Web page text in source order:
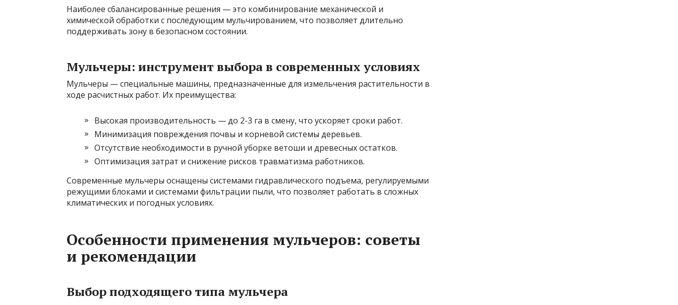
Наиболее сбалансированные решения — это комбинирование механической и
химической обработки с последующим мульчированием, что позволяет длительно
поддерживать зону в безопасном состоянии.
Мульчеры: инструмент выбора в современных условиях
Мульчеры — специальные машины, предназначенные для измельчения растительности в
ходе расчистных работ. Их преимущества:
Высокая производительность — до 2-3 га в смену, что ускоряет сроки работ.
Минимизация повреждения почвы и корневой системы деревьев.
Отсутствие необходимости в ручной уборке ветоши и древесных остатков.
Оптимизация затрат и снижение рисков травматизма работников.
Современные мульчеры оснащены системами гидравлического подъема, регулируемыми
режущими блоками и системами фильтрации пыли, что позволяет работать в сложных
климатических и погодных условиях.
Особенности применения мульчеров: советы
и рекомендации
Выбор подходящего типа мульчера